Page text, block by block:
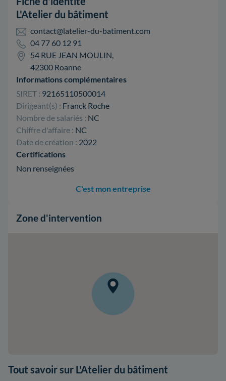
L'Atelier du bâtiment
contact@latelier-du-batiment.com
04 77 60 12 91
54 RUE JEAN MOULIN,
42300 Roanne
Informations complémentaires
SIRET : 92165110500014
Dirigeant(s) : Franck Roche
Nombre de salariés : NC
Chiffre d'affaire : NC
Date de création : 2022
Certifications
Non renseignées
C'est mon entreprise
Zone d'intervention
Tout savoir sur L'Atelier du bâtiment